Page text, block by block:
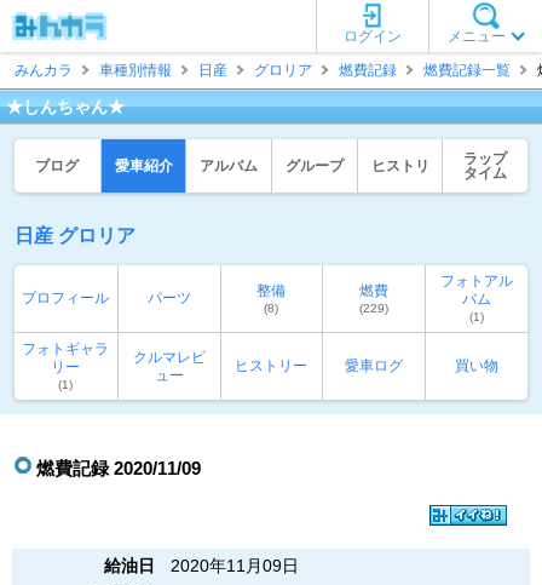
メニュー
ログイン
みんカラ
車種別情報 日産 グロリア 燃費記録 燃費記録一覧
★しんちゃん★
ブログ 愛車紹介 アルバム グループ ヒストリ
ラップ
タイム
日産 グロリア
プロフィール パーツ 整備
(8)
燃費
(229)
フォトアル
バム
(1)
フォトギャラ
リー
(1)
クルマレビ
ュー
ヒストリー 愛車ログ 買い物
燃費記録 2020/11/09
給油日
2020年11月09日